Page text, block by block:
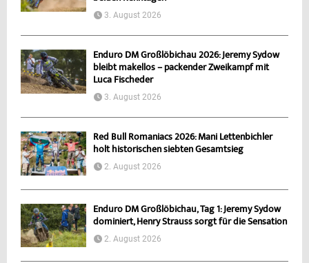
3. August 2026
Enduro DM Großlöbichau 2026: Jeremy Sydow
bleibt makellos – packender Zweikampf mit
Luca Fischeder
3. August 2026
Red Bull Romaniacs 2026: Mani Lettenbichler
holt historischen siebten Gesamtsieg
2. August 2026
Enduro DM Großlöbichau, Tag 1: Jeremy Sydow
dominiert, Henry Strauss sorgt für die Sensation
2. August 2026